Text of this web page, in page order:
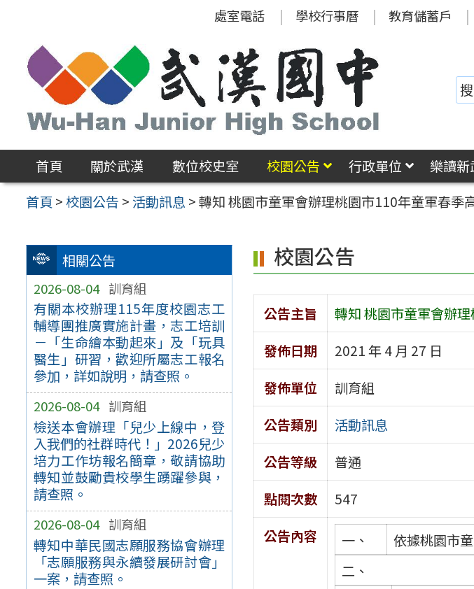
區
處室電話 學校行事曆 教育儲蓄戶
首頁 關於武漢 數位校史室 校園公告 行政單位 樂讀新
首頁 >校園公告 > 活動訊息 >轉知 桃園市童軍會辦理桃園市110年童軍春季
相關公告
2026-08-04 訓育組
有關本校辦理115年度校園志工
輔導團推廣實施計畫，志工培訓
－「生命繪本動起來」及「玩具
醫生」研習，歡迎所屬志工報名
參加，詳如說明，請查照。
2026-08-04 訓育組
檢送本會辦理「兒少上線中，登
入我們的社群時代！」2026兒少
培力工作坊報名簡章，敬請協助
轉知並鼓勵貴校學生踴躍參與，
請查照。
2026-08-04 訓育組
轉知中華民國志願服務協會辦理
「志願服務與永續發展研討會」
一案，請查照。
校園公告
公告主旨
轉知 桃園市童軍會辦
發佈日期
2021 年 4 月 27 日
發佈單位
訓育組
公告類別
活動訊息
公告等級
普通
點閱次數
547
公告內容
一、
依據桃園市
二、